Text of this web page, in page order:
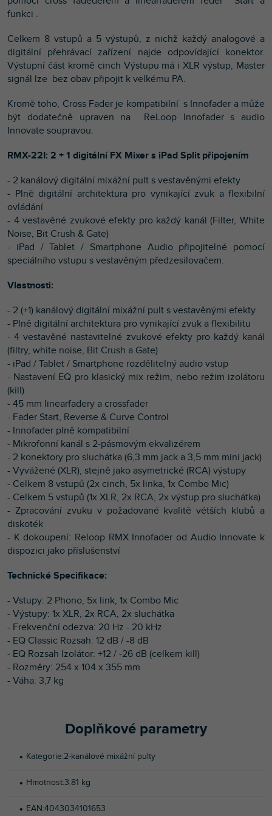
funkci .
Celkem 8 vstupů a 5 výstupů, z nichž každý analogové a
digitální přehrávací zařízení najde odpovídající konektor.
Výstupní část kromě cinch Výstupu má i XLR výstup, Master
signál lze bez obav připojit k velkému PA.
Kromě toho, Cross Fader je kompatibilní s Innofader a může
být dodatečně upraven na ReLoop Innofader s audio
Innovate soupravou.
RMX-22I: 2 + 1 digitální FX Mixer s iPad Split připojením
- 2 kanálový digitální mixážní pult s vestavěnými efekty
- Plně digitální architektura pro vynikající zvuk a flexibilní
ovládání
- 4 vestavěné zvukové efekty pro každý kanál (Filter, White
Noise, Bit Crush & Gate)
- iPad / Tablet / Smartphone Audio připojitelné pomocí
speciálního vstupu s vestavěným předzesilovačem.
Vlastnosti:
- 2 (+1) kanálový digitální mixážní pult s vestavěnými efekty
- Plně digitální architektura pro vynikající zvuk a flexibilitu
- 4 vestavěné nastavitelné zvukové efekty pro každý kanál
(filtry, white noise, Bit Crush a Gate)
- iPad / Tablet / Smartphone rozdělitelný audio vstup
- Nastavení EQ pro klasický mix režim, nebo režim izolátoru
(kill)
- 45 mm linearfadery a crossfader
- Fader Start, Reverse & Curve Control
- Innofader plně kompatibilní
- Mikrofonní kanál s 2-pásmovým ekvalizérem
- 2 konektory pro sluchátka (6,3 mm jack a 3,5 mm mini jack)
- Vyvážené (XLR), stejně jako asymetrické (RCA) výstupy
- Celkem 8 vstupů (2x cinch, 5x linka, 1x Combo Mic)
- Celkem 5 vstupů (1x XLR, 2x RCA, 2x výstup pro sluchátka)
- Zpracování zvuku v požadované kvalitě větších klubů a
diskoték
- K dokoupení: Reloop RMX Innofader od Audio Innovate k
dispozici jako příslušenství
Technické Specifikace:
- Vstupy: 2 Phono, 5x link, 1x Combo Mic
- Výstupy: 1x XLR, 2x RCA, 2x sluchátka
- Frekvenční odezva: 20 Hz - 20 kHz
- EQ Classic Rozsah: 12 dB / -8 dB
- EQ Rozsah Izolátor: +12 / -26 dB (celkem kill)
- Rozměry: 254 x 104 x 355 mm
- Váha: 3,7 kg
Doplňkové parametry
Kategorie:2-kanálové mixážní pulty
Hmotnost:3.81 kg
EAN:4043034101653